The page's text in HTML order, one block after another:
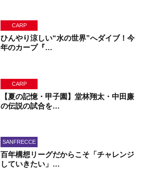
CARP
ひんやり涼しい“水の世界”へダイブ！今
年のカープ『…
CARP
【夏の記憶・甲子園】堂林翔太・中田廉
の伝説の試合を…
SANFRECCE
百年構想リーグだからこそ「チャレンジ
していきたい」…